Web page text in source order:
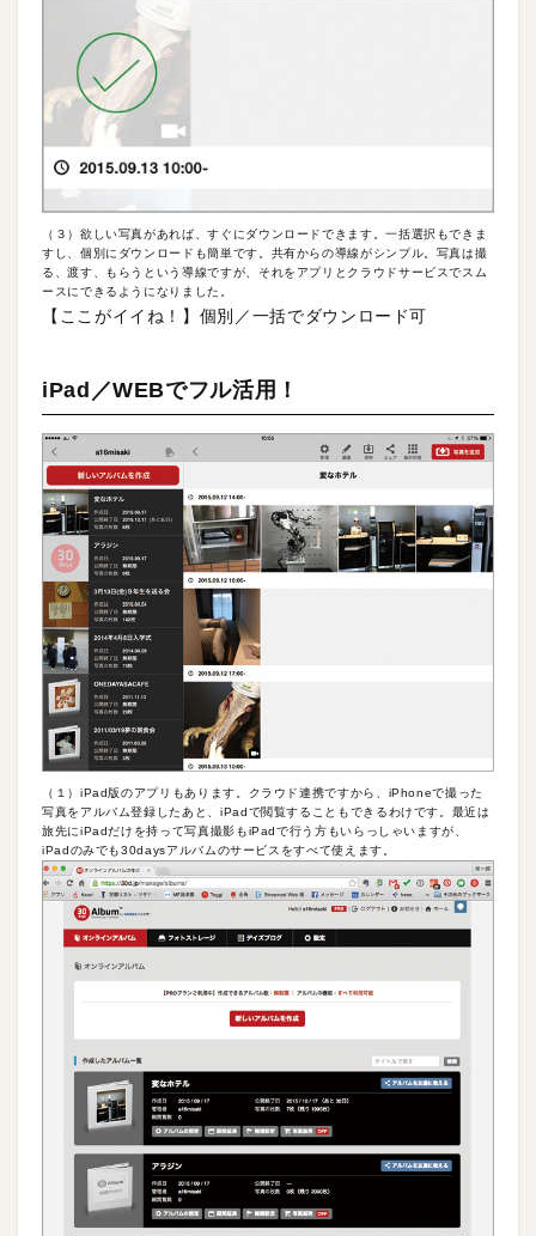
（３）欲しい写真があれば、すぐにダウンロードできます。一括選択もできま
すし、個別にダウンロードも簡単です。共有からの導線がシンプル。写真は撮
る、渡す、もらうという導線ですが、それをアプリとクラウドサービスでスム
ースにできるようになりました。
【ここがイイね！】個別／一括でダウンロード可
iPad／WEBでフル活用！
（１）iPad版のアプリもあります。クラウド連携ですから、iPhoneで撮った
写真をアルバム登録したあと、iPadで閲覧することもできるわけです。最近は
旅先にiPadだけを持って写真撮影もiPadで行う方もいらっしゃいますが、
iPadのみでも30daysアルバムのサービスをすべて使えます。